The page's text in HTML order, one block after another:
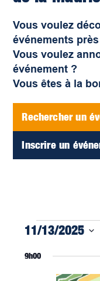
Vous voulez
événements
Vous voulez
événement ?
Vous êtes à la
Rechercher un
Inscrire un
Évènements
for
novembre
11/13/2025
une
9h00